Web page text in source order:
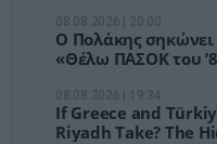
Ο Πολάκης σηκώνει
«Θέλω ΠΑΣΟΚ του
If Greece and
Riyadh Take? The